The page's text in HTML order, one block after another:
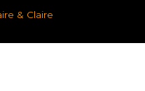
& Claire